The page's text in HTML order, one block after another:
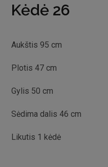
Kėdė 26
Aukštis 95 cm
Plotis 47 cm
Gylis 50 cm
Sėdima dalis 46 cm
Likutis 1 kėdė